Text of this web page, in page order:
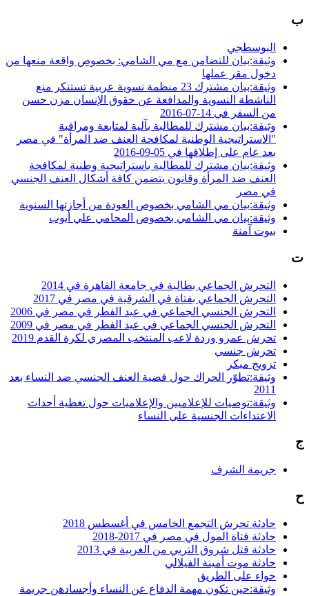
ب
البوسطجي
وثيقة:بيان للتضامن مع مي الشامي: بخصوص واقعة منعها من
دخول مقر عملها
وثيقة:بيان مشترك 23 منظمة نسوية عربية تستنكر منع
الناشطة النسوية والمدافعة عن حقوق الإنسان مزن حسن
من السفر في 14-07-2016
وثيقة:بيان مشترك للمطالبة بآلية لمتابعة ومراقبة
"الاستراتيجية الوطنية لمكافحة العنف ضد المرأة" في مصر
بعد عام على إطلاقها في 05-09-2016
وثيقة:بيان مشترك للمطالبة باستراتيجية وطنية لمكافحة
العنف ضد المرأة وقانون يتضمن كافة أشكال العنف الجنسي
في مصر
وثيقة:بيان مي الشامي بخصوص العودة من أجازتها السنوية
وثيقة:بيان مي الشامي بخصوص المحامي علي أيوب
بيوت آمنة
ت
التحرش الجماعي بطالبة في جامعة القاهرة في 2014
التحرش الجماعي بفتاة في الشرقية في مصر في 2017
التحرش الجنسي الجماعي في عيد الفطر في مصر في 2006
التحرش الجنسي الجماعي في عيد الفطر في مصر في 2009
تحرش عمرو وردة لاعب المنتخب المصري لكرة القدم 2019
تحرش جنسي
تزويج مبكر
وثيقة:تطوّر الحراك حول قضية العنف الجنسي ضد النساء بعد
2011
وثيقة:توصيات للإعلاميين والإعلاميات حول تغطية أحداث
الاعتداءات الجنسية على النساء
ج
جريمة الشرف
ح
حادثة تحرش التجمع الخامس في أغسطس 2018
حادثة فتاة المول في مصر في 2017-2018
حادثة قتل شروق التربي من الغربية في 2013
حادثة موت أمينة الفيلالي
حواء على الطريق
وثيقة:حين تكون مهمة الدفاع عن النساء وأجسادهن جريمة